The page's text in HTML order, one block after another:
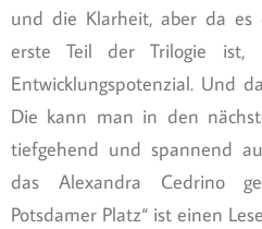
und die Klarheit, aber da
erste Teil der Trilogie ist,
Entwicklungspotenzial. Und
Die kann man in den
tiefgehend und spannend
das Alexandra Cedrino
Potsdamer Platz“ ist einen